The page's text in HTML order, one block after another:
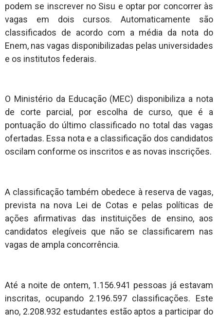
podem se inscrever no Sisu e optar por concorrer às
vagas em dois cursos. Automaticamente são
classificados de acordo com a média da nota do
Enem, nas vagas disponibilizadas pelas universidades
e os institutos federais.
O Ministério da Educação (MEC) disponibiliza a nota
de corte parcial, por escolha de curso, que é a
pontuação do último classificado no total das vagas
ofertadas. Essa nota e a classificação dos candidatos
oscilam conforme os inscritos e as novas inscrições.
A classificação também obedece à reserva de vagas,
prevista na nova Lei de Cotas e pelas políticas de
ações afirmativas das instituições de ensino, aos
candidatos elegíveis que não se classificarem nas
vagas de ampla concorrência.
Até a noite de ontem, 1.156.941 pessoas já estavam
inscritas, ocupando 2.196.597 classificações. Este
ano, 2.208.932 estudantes estão aptos a participar do